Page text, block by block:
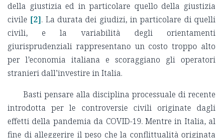
della giustizia ed in particolare quello della giustizia
civile [2]. La durata dei giudizi, in particolare di quelli
civili, e la variabilità degli orientamenti
giurisprudenziali rappresentano un costo troppo alto
per l’economia italiana e scoraggiano gli operatori
stranieri dall’investire in Italia.
Basti pensare alla disciplina processuale di recente
introdotta per le controversie civili originate dagli
effetti della pandemia da COVID-19. Mentre in Italia, al
fine di alleggerire il peso che la conflittualità originata